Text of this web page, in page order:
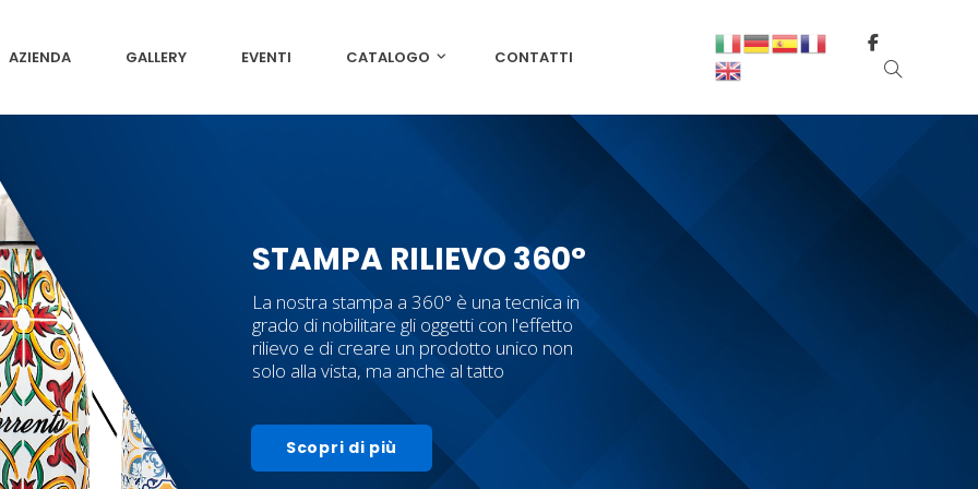
AZIENDA GALLERY EVENTI CATALOGO CONTATTI
STAMPA RILIEVO 360°
Scopri di più
La nostra stampa a 360° è una tecnica in
grado di nobilitare gli oggetti con l'effetto
rilievo e di creare un prodotto unico non
solo alla vista, ma anche al tatto